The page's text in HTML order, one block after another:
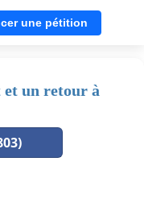
une pétition
et un retour à